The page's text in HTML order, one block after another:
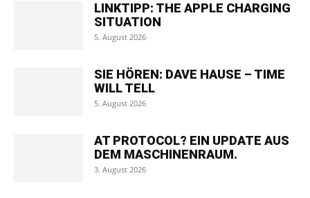
LINKTIPP: THE APPLE CHARGING
SITUATION
5. August 2026
SIE HÖREN: DAVE HAUSE – TIME
WILL TELL
5. August 2026
AT PROTOCOL? EIN UPDATE AUS
DEM MASCHINENRAUM.
3. August 2026